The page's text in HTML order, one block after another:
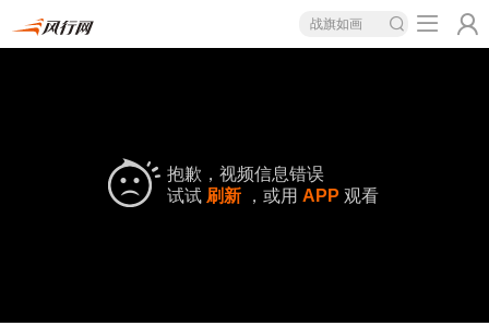
战旗如画
抱歉，视频信息错误
试试 刷新 ，或用 APP 观看